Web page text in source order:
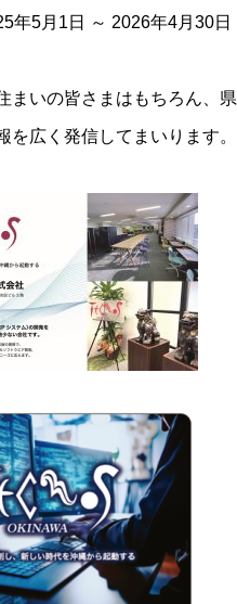
年5月1日 ～ 2026年4月30日
まいの皆さまはもちろん、
を広く発信してまいります。